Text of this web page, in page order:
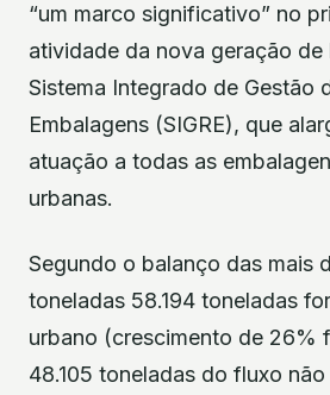
“um marco significativo” no
atividade da nova geração de
Sistema Integrado de Gestão
Embalagens (SIGRE), que
atuação a todas as
urbanas.
Segundo o balanço das mais
toneladas 58.194 toneladas
urbano (crescimento de 26%
48.105 toneladas do fluxo não